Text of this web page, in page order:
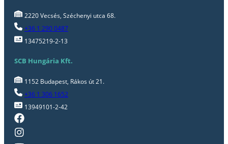
2220 Vecsés, Széchenyi utca 68.
+36 1 290 0487
13475219-2-13
SCB Hungária Kft.
1152 Budapest, Rákos út 21.
+36 1 306 1652
13949101-2-42